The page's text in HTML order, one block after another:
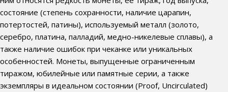
состояние (степень сохранности, наличие царапин,
потертостей, патины), используемый металл (золото,
серебро, платина, палладий, медно-никелевые сплавы), а
также наличие ошибок при чеканке или уникальных
особенностей. Монеты, выпущенные ограниченным
тиражом, юбилейные или памятные серии, а также
экземпляры в идеальном состоянии (Proof, Uncirculated)